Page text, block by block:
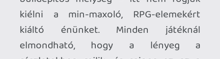
adósak...) Olcsón, egy hétvégi kalandnak,
többedmagunkkal, kanapén összebújva
tökéletes – de ha csak a műfaj miatt
nézelődünk, vannak nála sokkal-sokkal
jobb választások is, például az